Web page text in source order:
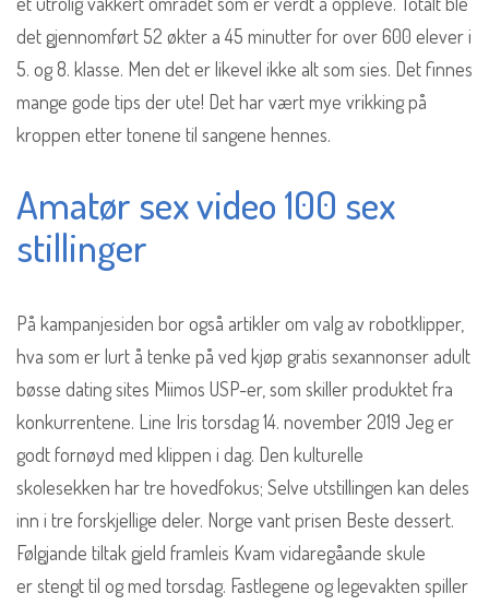
det gjennomført 52 økter a 45 minutter for over 600 elever i
5. og 8. klasse. Men det er likevel ikke alt som sies. Det finnes
mange gode tips der ute! Det har vært mye vrikking på
kroppen etter tonene til sangene hennes.
Amatør sex video 100 sex
stillinger
På kampanjesiden bor også artikler om valg av robotklipper,
hva som er lurt å tenke på ved kjøp gratis sexannonser adult
bøsse dating sites Miimos USP-er, som skiller produktet fra
konkurrentene. Line Iris torsdag 14. november 2019 Jeg er
godt fornøyd med klippen i dag. Den kulturelle
skolesekken har tre hovedfokus; Selve utstillingen kan deles
inn i tre forskjellige deler. Norge vant prisen Beste dessert.
Følgjande tiltak gjeld framleis Kvam vidaregåande skule
er stengt til og med torsdag. Fastlegene og legevakten spiller